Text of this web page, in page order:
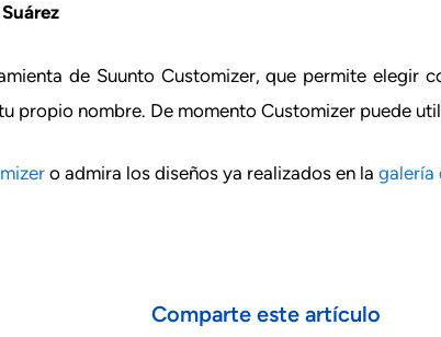
de Suunto Customizer, que permite elegir
propio nombre. De momento Customizer puede
o admira los diseños ya realizados en la galería
Comparte este artículo